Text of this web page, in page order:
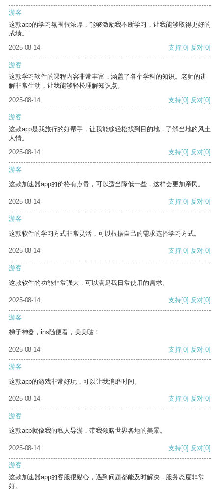
游客
这款app的学习氛围很浓厚，能够激励我不断学习，让我能够取得更好的
成绩。
2025-08-14
支持[0] 反对[0]
游客
这款学习软件的课程内容非常丰富，涵盖了各个学科的知识。老师的讲
解非常生动，让我能够轻松理解知识点。
2025-08-14
支持[0] 反对[0]
游客
这款app是我旅行的好帮手，让我能够轻松找到目的地，了解当地的风土
人情。
2025-08-14
支持[0] 反对[0]
游客
这款加速器app的价格有点贵，可以适当降低一些，这样会更加亲民。
2025-08-14 支持[0] 反对[0]
游客
这款软件的学习方式非常灵活，可以根据自己的需求选择学习方式。
2025-08-14 支持[0] 反对[0]
游客
这款软件的功能非常强大，可以满足我日常使用的需求。
2025-08-14 支持[0] 反对[0]
游客
梯子神器，ins随便看，美美哒！
2025-08-14 支持[0] 反对[0]
游客
这款app的游戏非常好玩，可以让我消磨时间。
2025-08-14 支持[0] 反对[0]
游客
这款app就像我的私人导游，带我领略世界各地的美景。
2025-08-14 支持[0] 反对[0]
游客
这款加速器app的客服很贴心，遇到问题都能及时解决，服务态度非常
好。